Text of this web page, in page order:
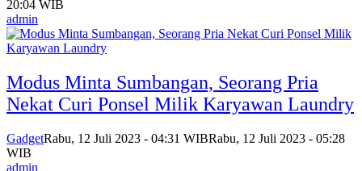
20:04 WIB
admin
Modus Minta Sumbangan, Seorang Pria
Nekat Curi Ponsel Milik Karyawan Laundry
GadgetRabu, 12 Juli 2023 - 04:31 WIBRabu, 12 Juli 2023 - 05:28
WIB
admin